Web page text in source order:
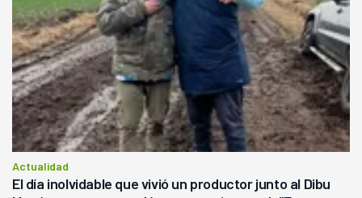
Actualidad
El día inolvidable que vivió un productor junto al Dibu